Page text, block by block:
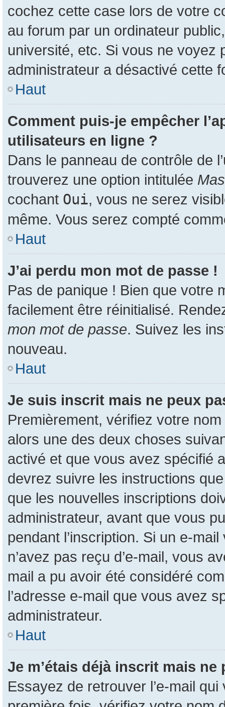
cochez cette case lors de votre
au forum par un ordinateur
université, etc. Si vous ne voyez
administrateur a désactivé cette
Haut
Comment puis-je empêcher
utilisateurs en ligne ?
Dans le panneau de contrôle de
trouverez une option intitulée
cochant Oui, vous ne serez
même. Vous serez compté
Haut
J’ai perdu mon mot de passe !
Pas de panique ! Bien que votre
facilement être réinitialisé.
mon mot de passe. Suivez les
nouveau.
Haut
Je suis inscrit mais ne peux
Premièrement, vérifiez votre
alors une des deux choses
activé et que vous avez spécifié
devrez suivre les instructions
que les nouvelles inscriptions
administrateur, avant que vous
pendant l’inscription. Si un e-
n’avez pas reçu d’e-mail, vous
mail a pu avoir été considéré
l’adresse e-mail que vous avez
administrateur.
Haut
Je m’étais déjà inscrit mais
Essayez de retrouver l’e-mail